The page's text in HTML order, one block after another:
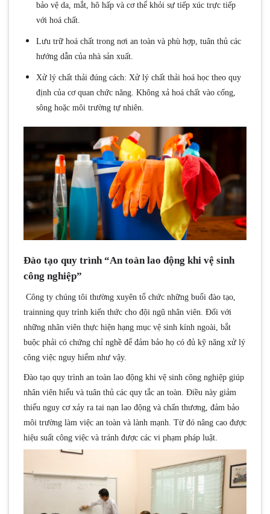
bảo vệ da, mắt, hô hấp và cơ thể khỏi sự tiếp xúc trực tiếp
với hoá chất.
Lưu trữ hoá chất trong nơi an toàn và phù hợp, tuân thủ các
hướng dẫn của nhà sản xuất.
Xử lý chất thải đúng cách: Xử lý chất thải hoá học theo quy
định của cơ quan chức năng. Không xả hoá chất vào cống,
sông hoặc môi trường tự nhiên.
Đào tạo quy trình “An toàn lao động khi vệ sinh
công nghiệp”
Công ty chúng tôi thường xuyên tổ chức những buổi đào tạo,
trainning quy trình kiến thức cho đội ngũ nhân viên. Đối với
những nhân viên thực hiện hạng mục vệ sinh kính ngoài, bắt
buộc phải có chứng chỉ nghề để đảm bảo họ có đủ kỹ năng xử lý
công việc nguy hiểm như vậy.
Đào tạo quy trình an toàn lao động khi vệ sinh công nghiệp giúp
nhân viên hiểu và tuân thủ các quy tắc an toàn. Điều này giảm
thiểu nguy cơ xảy ra tai nạn lao động và chấn thương, đảm bảo
môi trường làm việc an toàn và lành mạnh. Từ đó nâng cao được
hiệu suất công việc và tránh được các vi phạm pháp luật.